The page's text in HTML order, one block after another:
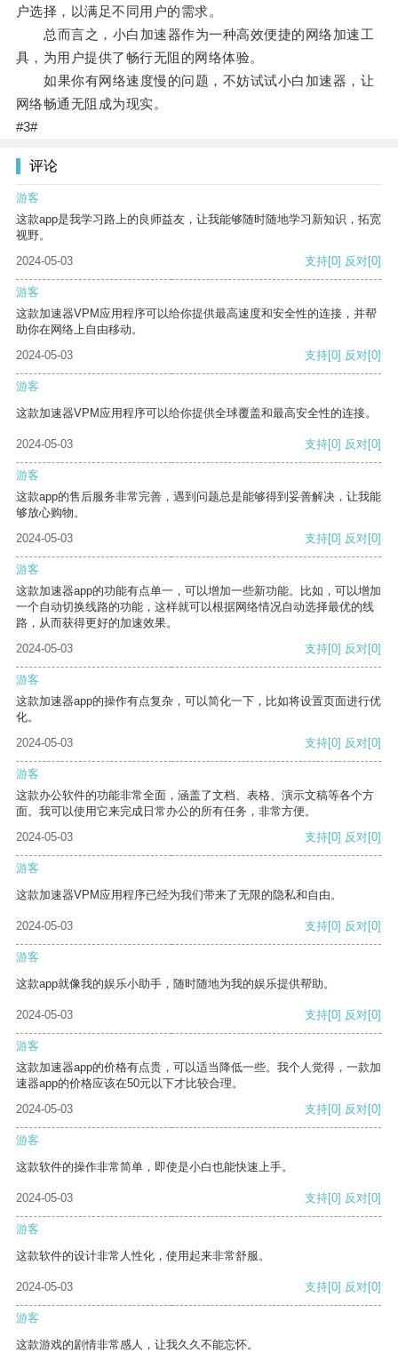
户选择，以满足不同用户的需求。
总而言之，小白加速器作为一种高效便捷的网络加速工
具，为用户提供了畅行无阻的网络体验。
如果你有网络速度慢的问题，不妨试试小白加速器，让
网络畅通无阻成为现实。
#3#
评论
游客
这款app是我学习路上的良师益友，让我能够随时随地学习新知识，拓宽
视野。
2024-05-03
支持[0] 反对[0]
游客
这款加速器VPM应用程序可以给你提供最高速度和安全性的连接，并帮
助你在网络上自由移动。
2024-05-03
支持[0] 反对[0]
游客
这款加速器VPM应用程序可以给你提供全球覆盖和最高安全性的连接。
2024-05-03 支持[0] 反对[0]
游客
这款app的售后服务非常完善，遇到问题总是能够得到妥善解决，让我能
够放心购物。
2024-05-03
支持[0] 反对[0]
游客
这款加速器app的功能有点单一，可以增加一些新功能。比如，可以增加
一个自动切换线路的功能，这样就可以根据网络情况自动选择最优的线
路，从而获得更好的加速效果。
2024-05-03
支持[0] 反对[0]
游客
这款加速器app的操作有点复杂，可以简化一下，比如将设置页面进行优
化。
2024-05-03
支持[0] 反对[0]
游客
这款办公软件的功能非常全面，涵盖了文档、表格、演示文稿等各个方
面。我可以使用它来完成日常办公的所有任务，非常方便。
2024-05-03
支持[0] 反对[0]
游客
这款加速器VPM应用程序已经为我们带来了无限的隐私和自由。
2024-05-03 支持[0] 反对[0]
游客
这款app就像我的娱乐小助手，随时随地为我的娱乐提供帮助。
2024-05-03 支持[0] 反对[0]
游客
这款加速器app的价格有点贵，可以适当降低一些。我个人觉得，一款加
速器app的价格应该在50元以下才比较合理。
2024-05-03
支持[0] 反对[0]
游客
这款软件的操作非常简单，即使是小白也能快速上手。
2024-05-03 支持[0] 反对[0]
游客
这款软件的设计非常人性化，使用起来非常舒服。
2024-05-03 支持[0] 反对[0]
游客
这款游戏的剧情非常感人，让我久久不能忘怀。